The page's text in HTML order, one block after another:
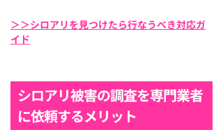
＞＞シロアリを見つけたら行なうべき対応ガ
イド
シロアリ被害の調査を専門業者
に依頼するメリット